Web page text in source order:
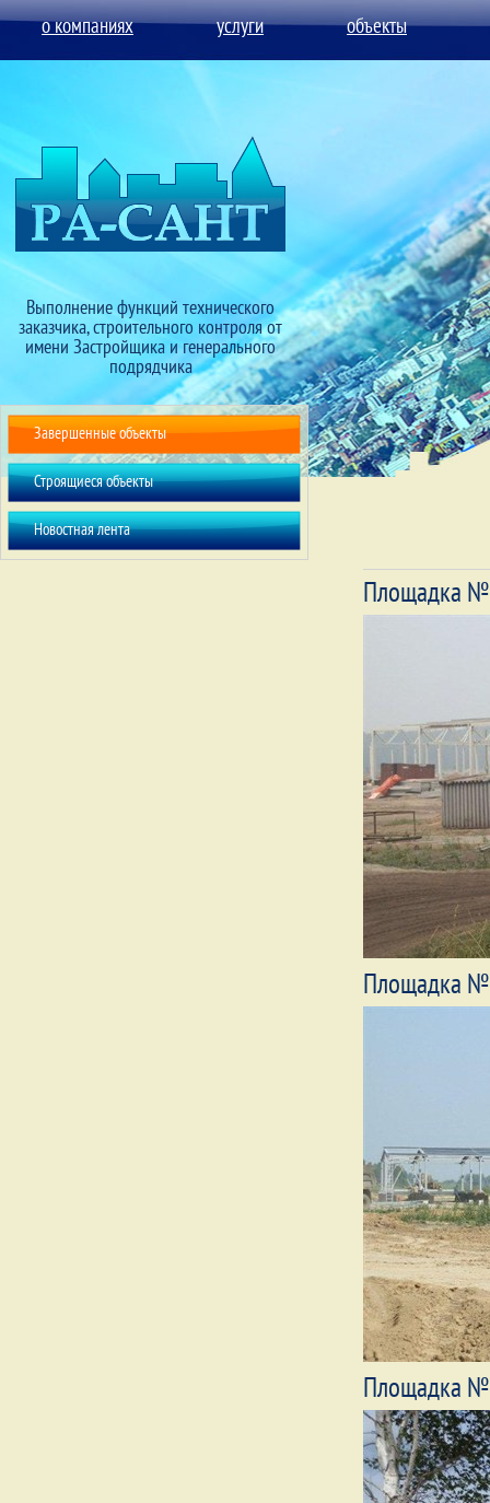
о компаниях услуги объекты
Выполнение функций технического
заказчика, строительного контроля от
имени Застройщика и генерального
подрядчика
Завершенные объекты
Строящиеся объекты
Новостная лента
Площадка
Площадка
Площадка